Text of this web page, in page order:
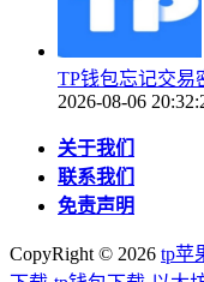
TP钱包忘记交易
2026-08-06
关于我们
联系我们
免责声明
CopyRight © 2026 tp苹